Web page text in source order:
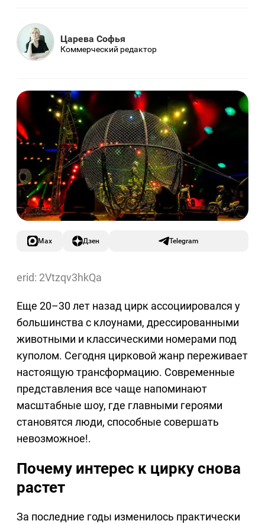
Царева Софья
Коммерческий редактор
Max Дзен Telegram
erid: 2Vtzqv3hkQa
Еще 20–30 лет назад цирк ассоциировался у
большинства с клоунами, дрессированными
животными и классическими номерами под
куполом. Сегодня цирковой жанр переживает
настоящую трансформацию. Современные
представления все чаще напоминают
масштабные шоу, где главными героями
становятся люди, способные совершать
невозможное!.
Почему интерес к цирку снова
растет
За последние годы изменилось практически